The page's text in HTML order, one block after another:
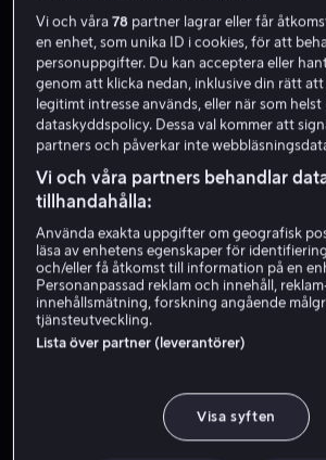
Babygirl
Thriller 2024
15 år
HD
Skaffa Viaplay
Romy tycks ha det perfekta livet
Romy tycks ha det perfekta livet med
kärleksfull make och två döttrar, men
Vi och våra78 partner lagrar eller får
en enhet, som unika ID i cookies, för att
personuppgifter. Du kan acceptera eller
genom att klicka nedan, inklusive din rätt
legitimt intresse används, eller när som
dataskyddspolicy. Dessa val kommer att
partners och påverkar inte
Vi och våra partners behandlar
tillhandahålla:
Använda exakta uppgifter om geografisk
läsa av enhetens egenskaper för
och/eller få åtkomst till information på en
Personanpassad reklam och innehåll,
innehållsmätning, forskning angående
tjänsteutveckling.
Lista över partner (leverantörer)
Visa syften